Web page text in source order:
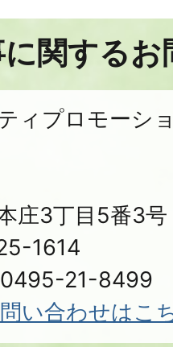
関する
ィプロモーシ
庄3丁目5番3号
1614
21-8499
い合わせはこ